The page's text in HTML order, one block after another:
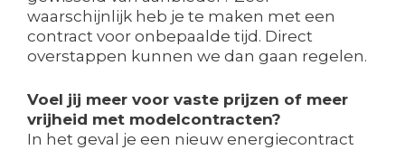
waarschijnlijk heb je te maken met een
contract voor onbepaalde tijd. Direct
overstappen kunnen we dan gaan regelen.
Voel jij meer voor vaste prijzen of meer
vrijheid met modelcontracten?
In het geval je een nieuw energiecontract